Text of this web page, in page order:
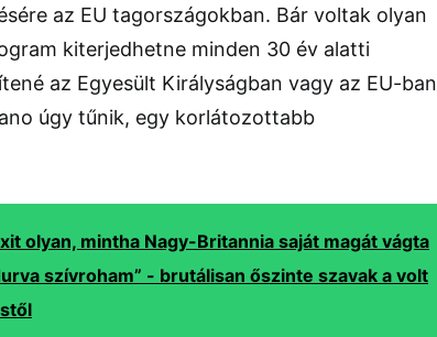
az EU tagországokban. Bár voltak olyan
kiterjedhetne minden 30 év alatti
az Egyesült Királyságban vagy az EU-ban
úgy tűnik, egy korlátozottabb
olyan, mintha Nagy-Britannia saját magát vágta
szívroham” - brutálisan őszinte szavak a volt